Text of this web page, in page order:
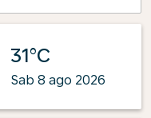
31°C
Sab 8 ago 2026